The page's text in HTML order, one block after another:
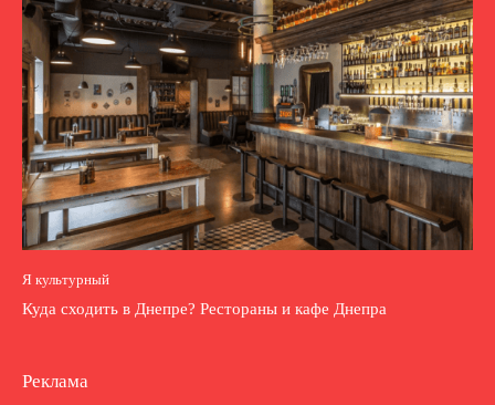
Я культурный
Куда сходить в Днепре? Рестораны и кафе Днепра
Реклама